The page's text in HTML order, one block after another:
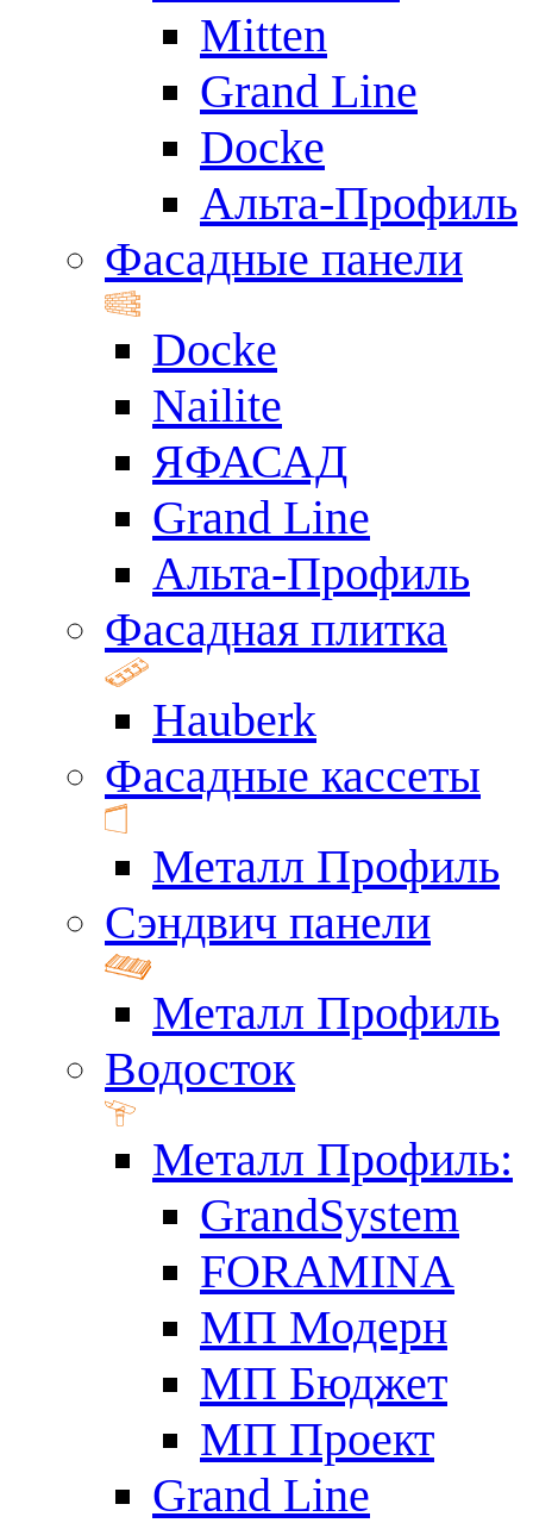
Mitten
Grand Line
Docke
Альта-Профиль
Фасадные панели
Docke
Nailite
ЯФАСАД
Grand Line
Альта-Профиль
Фасадная плитка
Hauberk
Фасадные кассеты
Металл Профиль
Сэндвич панели
Металл Профиль
Водосток
Металл Профиль:
GrandSystem
FORAMINA
МП Модерн
МП Бюджет
МП Проект
Grand Line